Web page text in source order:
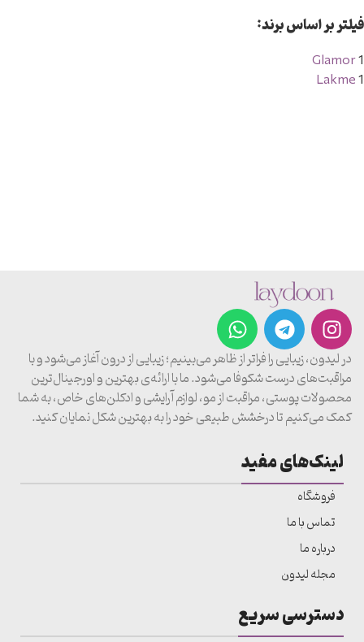
فیلتر بر اساس برند:
Glamor1
Lakme1
در لیدون، زیبایی را فراتر از ظاهر می‌بینیم؛ زیبایی از درون آغاز می‌شود و با
مراقبت‌های درست شکوفا می‌شود. ما با ارائه‌ی بهترین و اورجینال‌ترین
محصولات پوستی، مراقبت از مو، لوازم آرایشی و ادکلن‌های خاص، به شما
کمک می‌کنیم تا درخشش طبیعی خود را به بهترین شکل نمایان کنید.
لینک‌های مفید
فروشگاه
تماس با ما
درباره ما
مجله لیدون
دسترسی سریع